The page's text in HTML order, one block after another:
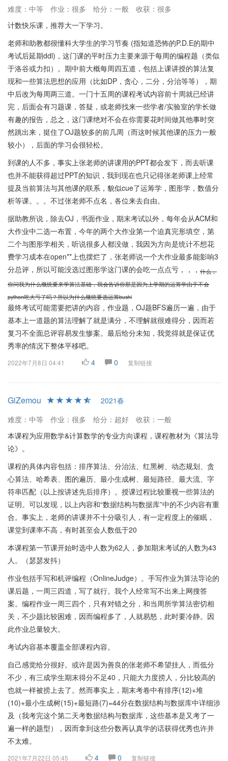
难度：中等
作业：很多 给分：一般
收获：很多
计数快乐课，推荐大一下学习。
老师和助教都很懂科大学生的学习节奏 (指知道恐怖的P.D.E的期中
考试后延期ddl)，这门课的平时压力主要来源于每周的编程题（类似
于洛谷或力扣）。期中前大概每周四五道，包括上课讲授的算法复
现和一些算法思想的应用（比如DP，贪心，二分，分治等等），期
中后改为每周两三道。一门十五周的课程考试内容前十周就已经讲
完，后面会有习题课，答疑，或老师找来一些学者/实验室的学长做
有趣的报告，总之，这门课绝对不会在你需要花时间做其他事时突
然跳出来，挺住了OJ题较多的前几周（而这时候其他课的压力一般
较小），后面的学习会很轻松。
到课的人不多，事实上张老师的讲课用的PPT都会发下，而去听课
也并不能获得超过PPT的知识，我到现在也只记得张老师课上经常
提及当前算法与其他课的联系，貌似cue了运筹学，图形学，数值分
析等课。。。不过张老师不点名，各位来去自由。
据助教所说，除去OJ，书面作业，期末考试以外，每年会从ACM和
大作业中二选一布置，今年的两个大作业第一个迫真完形填空，第
二个与图形学相关，听说很多人都没做，我因为方向是统计不想花
费学习成本在open**上也摆烂了，张老师说一个大作业最多能影响3
分总评，所以可能没选过图形学这门课的会吃一点点亏，，， 什么，
你问我为什么概统要来学算法基础，我会告诉你那是因为上学期的运筹学由于不会
python吃大亏了吗？所以为什么概统要选运筹bushi
最终考试可能需要把讲的内容，作业题，OJ题BFS遍历一遍，由于
基本上一道题的算法理解了就是满分，不理解就很难得分，因而若
复习不全面总评容易发生惨案。最后给分未知，我觉得就是保证优
秀率的情况下整体平移吧。
2022年7月8日 04:41 4 0 复制链接
GiZemou
2021春
难度：中等
作业：很多 给分：超好
收获：一般
本课程为应用数学&计算数学的专业方向课程，课程教材为《算法导
论》。
课程的具体内容包括：排序算法、分治法、红黑树、动态规划、贪
心算法、哈希表、图的遍历、最小生成树、最短路径、最大流、字
符串匹配（以上按讲述先后排序）。授课过程比较重视一些算法的
证明。可以发现，以上内容和“数据结构与数据库”中的不少内容有重
合。事实上，老师的讲课并不十分吸引人，有一定程度上的催眠，
课堂到课率不高，有时甚至会人数低于20
本课程第一节课开始时选中人数为62人，参加期末考试的人数为43
人。（瑟瑟发抖）
作业包括手写和机评编程（OnlineJudge）。手写作业为算法导论的
课后题，一周三四道，写了就行。我个人经常写不出来上网搜答
案。编程作业一周三四个，只有对错之分，和当周所学算法密切相
关，不少题比较困难，因而编程多了，人就易怒，此时要冷静。因
此作业总量较大。
考试内容基本覆盖全部课程内容。
自己感觉给分很好。或许是因为善良的张老师不希望挂人，而低分
不少，有三成学生期末得分不足40，只能大力度捞人，分比较高的
也就一样被捞上去了。然而事实上，期末考卷中有排序(12)+堆
(10)+最小生成树(15)+最短路(7)=44分在数据结构与数据库中详细涉
及（我考完这个第二天考数据结构与数据库，这些基本是又考了一
遍一样的题型），因而拿到这些分数再认真学的话获得优秀也许并
不太难。
2021年7月22日 05:45 4 0 复制链接